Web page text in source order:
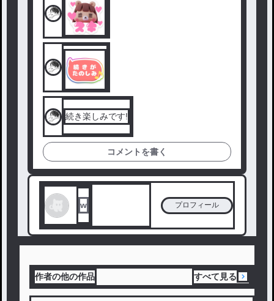
続き楽しみです!
コメントを書く
w プロフィール
作者の他の作品 すべて見る